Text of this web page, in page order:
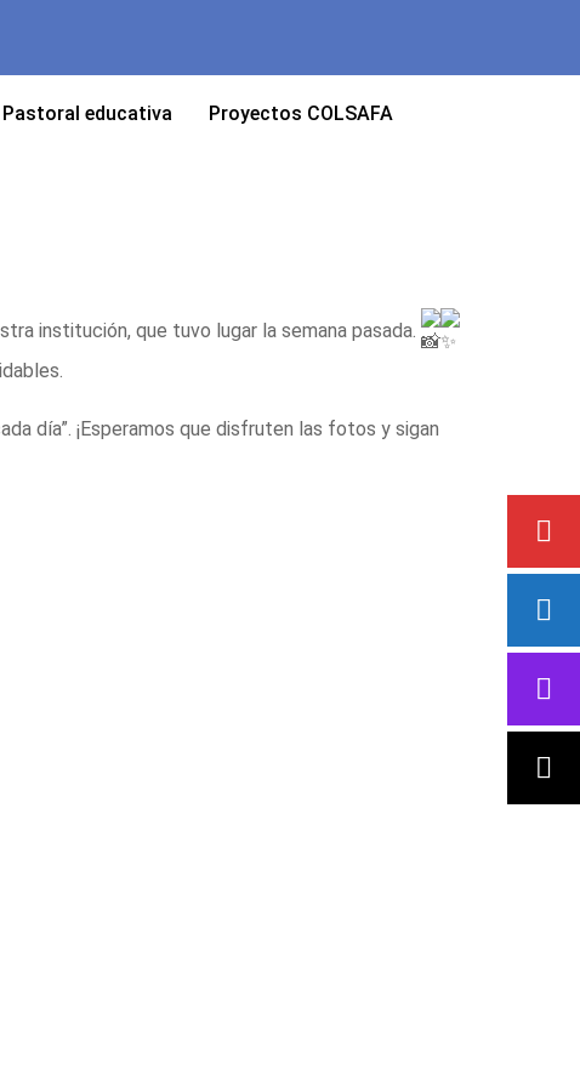
Pastoral educativa Proyectos COLSAFA
institución, que tuvo lugar la semana pasada.
día”. ¡Esperamos que disfruten las fotos y sigan